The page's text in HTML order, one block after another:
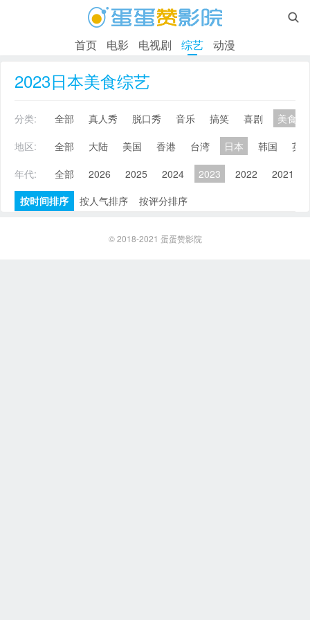

首页 电影 电视剧 综艺 动漫
2023日本美食综艺
分类: 全部 真人秀 脱口秀 音乐 搞笑 喜剧
美食
地区:
全部 大陆 美国 香港 台湾 日本 韩国
英
年代:
全部 2026 2025 2024 2023 2022 2021
按时间排序
按人气排序 按评分排序
© 2018-2021 蛋蛋赞影院